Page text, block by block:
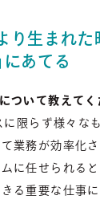
り生まれた
にあてる
ついて教えてく
に限らず様々な
業務が効率化
ムに任せられる
る重要な仕事